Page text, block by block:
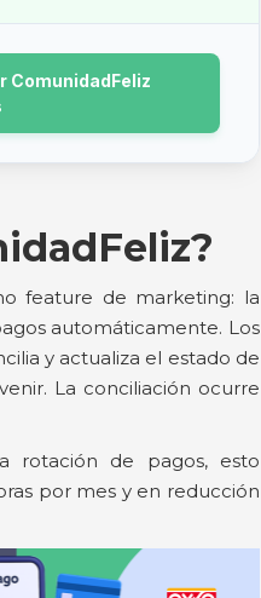
ComunidadFeliz
feature de marketing: la
automáticamente. Los
y actualiza el estado de
La conciliación ocurre
rotación de pagos, esto
por mes y en reducción